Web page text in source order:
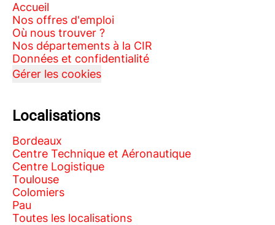
Accueil
Nos offres d'emploi
Où nous trouver ?
Nos départements à la CIR
Données et confidentialité
Gérer les cookies
Localisations
Bordeaux
Centre Technique et Aéronautique
Centre Logistique
Toulouse
Colomiers
Pau
Toutes les localisations